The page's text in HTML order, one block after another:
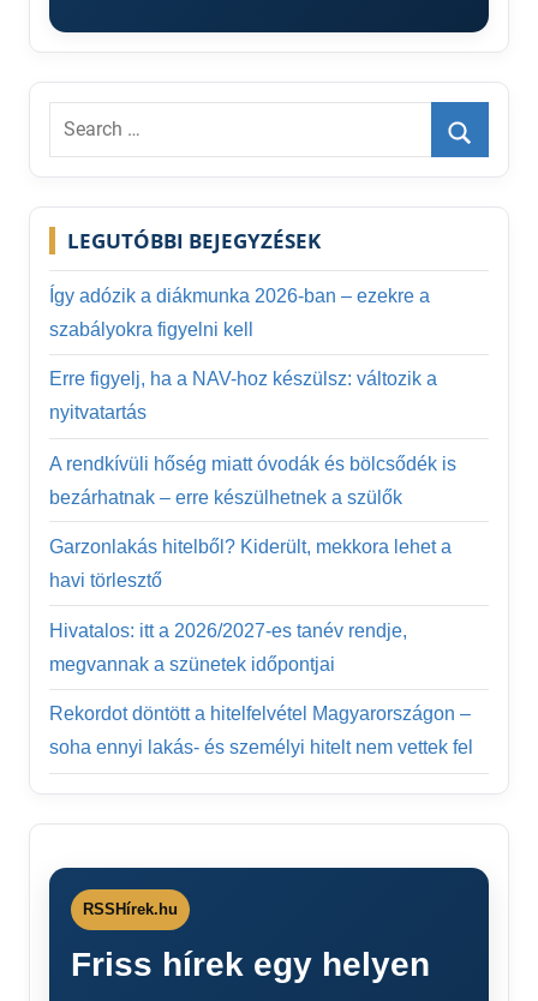
Search
Search
LEGUTÓBBI BEJEGYZÉSEK
Így adózik a diákmunka 2026-ban – ezekre a
szabályokra figyelni kell
Erre figyelj, ha a NAV-hoz készülsz: változik a
nyitvatartás
A rendkívüli hőség miatt óvodák és bölcsődék is
bezárhatnak – erre készülhetnek a szülők
Garzonlakás hitelből? Kiderült, mekkora lehet a
havi törlesztő
Hivatalos: itt a 2026/2027-es tanév rendje,
megvannak a szünetek időpontjai
Rekordot döntött a hitelfelvétel Magyarországon –
soha ennyi lakás- és személyi hitelt nem vettek fel
RSSHírek.hu
Friss hírek egy helyen